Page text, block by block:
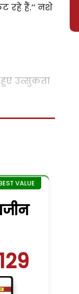
हैं.’’ नशे
हुए उत्सुकता